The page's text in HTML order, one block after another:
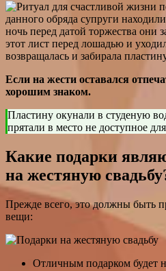
данного обряда супруги
ночь перед датой торжества
этот лист перед лошадью и
возвращалась и забирала
Если на жести оставался
хорошим знаком.
Пластину окунали в студеную
прятали в место не доступное
Какие подарки
на жестяную
Прежде всего, это должны быть
вещи:
Отличным подарком будет